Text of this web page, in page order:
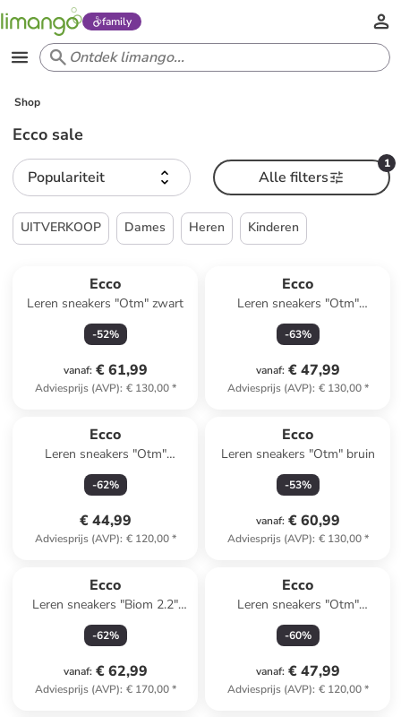
family
Shop
Ecco sale
Populariteit
1
Alle filters
UITVERKOOP Dames Heren Kinderen
Ecco
Leren sneakers "Otm" zwart
-52%
vanaf: € 61,99
Adviesprijs (AVP): € 130,00*
Ecco
Leren sneakers "Otm"
grijs/zilverkleurig
-63%
vanaf: € 47,99
Adviesprijs (AVP): € 130,00*
Ecco
Leren sneakers "Otm"
groen/wit
-62%
€ 44,99
Adviesprijs (AVP): € 120,00*
Ecco
Leren sneakers "Otm" bruin
-53%
vanaf: € 60,99
Adviesprijs (AVP): € 130,00*
Ecco
Leren sneakers "Biom 2.2"
zwart
-62%
vanaf: € 62,99
Adviesprijs (AVP): € 170,00*
Ecco
Leren sneakers "Otm"
lichtroze/wit/beige
-60%
vanaf: € 47,99
Adviesprijs (AVP): € 120,00*